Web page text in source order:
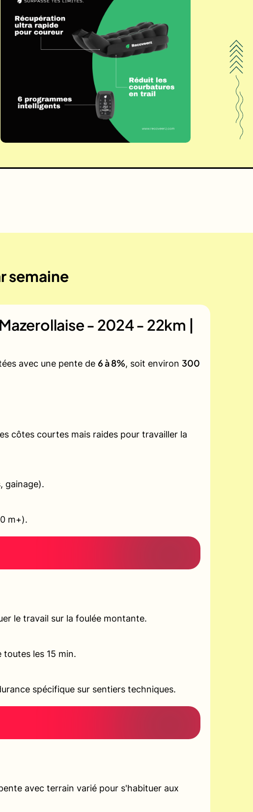
semaine
- 2024 - 22km |
avec une pente de 6 à 8%, soit environ 300
côtes courtes mais raides pour travailler la
gainage).
m+).
le travail sur la foulée montante.
les 15 min.
spécifique sur sentiers techniques.
avec terrain varié pour s'habituer aux